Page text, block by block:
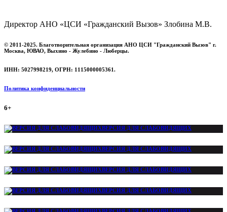
Директор АНО «ЦСИ «Гражданский Вызов» Злобина М.В.
© 2011-2025. Благотворительная организация АНО ЦСИ "Гражданский Вызов" г.
Москва, ЮВАО, Выхино - Жулебино - Люберцы.
ИНН: 5027998219, ОГРН: 1115000005361.
Политика конфиденциальности
6+
ВЕРСИЯ ДЛЯ СЛАБОВИДЯЩИХ
ВЕРСИЯ ДЛЯ СЛАБОВИДЯЩИХ
ВЕРСИЯ ДЛЯ СЛАБОВИДЯЩИХ
ВЕРСИЯ ДЛЯ СЛАБОВИДЯЩИХ